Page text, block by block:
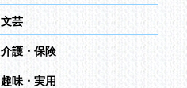
文芸
介護・保険
趣味・実用